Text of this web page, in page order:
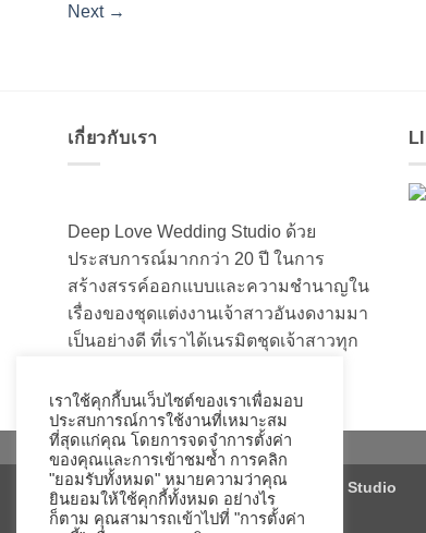
Next →
เกี่ยวกับเรา
Deep Love Wedding Studio ด้วย
ประสบการณ์มากกว่า 20 ปี ในการ
สร้างสรรค์ออกแบบและความชำนาญใน
เรื่องของชุดแต่งงานเจ้าสาวอันงดงามมา
เป็นอย่างดี ที่เราได้เนรมิตชุดเจ้าสาวทุก
Copyright 2026 ©Deep Love Wedding Studio
เราใช้คุกกี้บนเว็บไซต์ของเราเพื่อมอบ
ประสบการณ์การใช้งานที่เหมาะสม
ที่สุดแก่คุณ โดยการจดจำการตั้งค่า
ของคุณและการเข้าชมซ้ำ การคลิก
"ยอมรับทั้งหมด" หมายความว่าคุณ
ยินยอมให้ใช้คุกกี้ทั้งหมด อย่างไร
ก็ตาม คุณสามารถเข้าไปที่ "การตั้งค่า